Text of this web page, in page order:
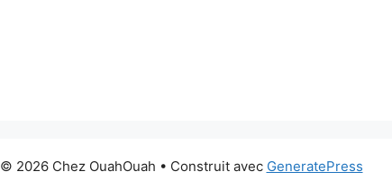
© 2026 Chez OuahOuah • Construit avec GeneratePress